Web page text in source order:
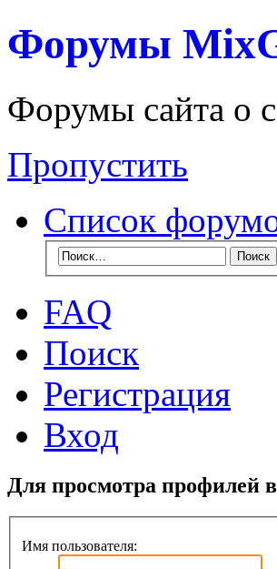
Форумы
Форумы сайта о
Пропустить
Список
FAQ
Поиск
Регистрация
Вход
Для просмотра профилей
Имя пользователя: